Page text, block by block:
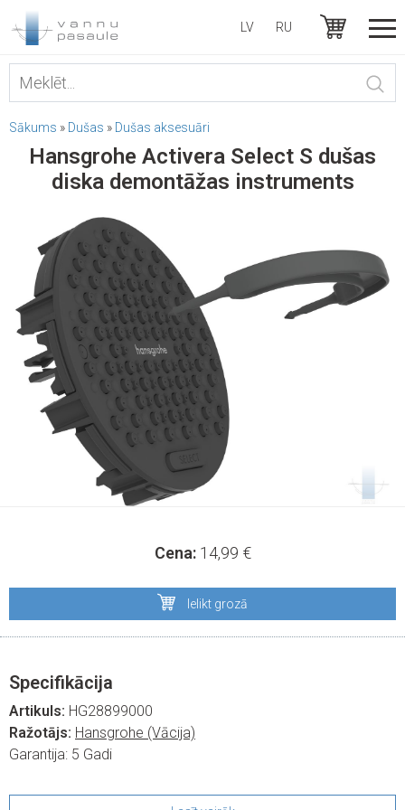
LV RU
Sākums » Dušas » Dušas aksesuāri
Hansgrohe Activera Select S dušas
diska demontāžas instruments
Cena: 14,99 €
Ielikt grozā
Specifikācija
Artikuls: HG28899000
Ražotājs: Hansgrohe (Vācija)
Garantija: 5 Gadi